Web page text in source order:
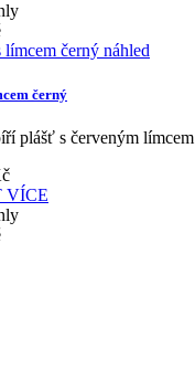
náhled
černý
plášť s červeným límcem
VÍCE